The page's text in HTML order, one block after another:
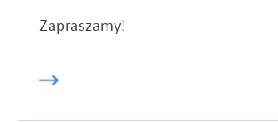
Zapraszamy!